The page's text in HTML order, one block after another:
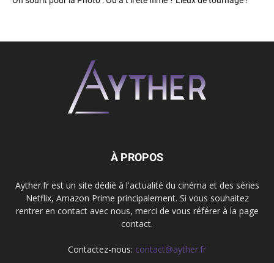
À PROPOS
Ayther.fr est un site dédié à l'actualité du cinéma et des séries
Netflix, Amazon Prime principalement. Si vous souhaitez
rentrer en contact avec nous, merci de vous référer à la page
contact.
Contactez-nous: contact@ayther.fr